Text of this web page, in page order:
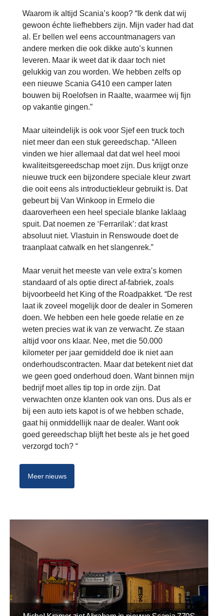
Waarom ik altijd Scania’s koop? “Ik denk dat wij
gewoon échte liefhebbers zijn. Mijn vader had dat
al. Er bellen wel eens accountmanagers van
andere merken die ook dikke auto’s kunnen
leveren. Maar ik weet dat ik daar toch niet
gelukkig van zou worden. We hebben zelfs op
een nieuwe Scania G410 een camper laten
bouwen bij Roelofsen in Raalte, waarmee wij fijn
op vakantie gingen.”
Maar uiteindelijk is ook voor Sjef een truck toch
niet meer dan een stuk gereedschap. “Alleen
vinden we hier allemaal dat dat wel heel mooi
kwaliteitsgereedschap moet zijn. Dus krijgt onze
nieuwe truck een bijzondere speciale kleur zwart
die ooit eens als introductiekleur gebruikt is. Dat
gebeurt bij Van Winkoop in Ermelo die
daaroverheen een heel speciale blanke laklaag
spuit. Dat noemen ze ‘Ferrarilak’: dat krast
absoluut niet. Vlastuin in Renswoude doet de
traanplaat catwalk en het slangenrek.”
Maar veruit het meeste van vele extra’s komen
standaard of als optie direct af-fabriek, zoals
bijvoorbeeld het King of the Roadpakket. “De rest
laat ik zoveel mogelijk door de dealer in Someren
doen. We hebben een hele goede relatie en ze
weten precies wat ik van ze verwacht. Ze staan
altijd voor ons klaar. Nee, met die 50.000
kilometer per jaar gemiddeld doe ik niet aan
onderhoudscontracten. Maar dat betekent niet dat
we geen goed onderhoud doen. Want binnen mijn
bedrijf moet alles tip top in orde zijn. Dat
verwachten onze klanten ook van ons. Dus als er
bij een auto iets kapot is of we hebben schade,
gaat hij onmiddellijk naar de dealer. Want ook
goed gereedschap blijft het beste als je het goed
verzorgd toch? “
Meer nieuws